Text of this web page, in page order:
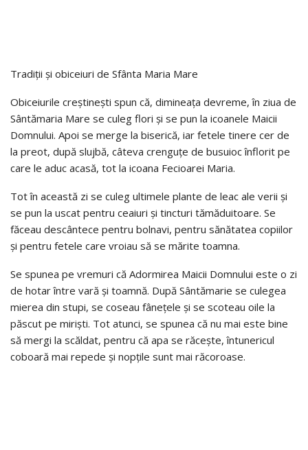
Tradiții și obiceiuri de Sfânta Maria Mare
Obiceiurile creștinești spun că, dimineața devreme, în ziua de
Sântămaria Mare se culeg flori și se pun la icoanele Maicii
Domnului. Apoi se merge la biserică, iar fetele tinere cer de
la preot, după slujbă, câteva crenguțe de busuioc înflorit pe
care le aduc acasă, tot la icoana Fecioarei Maria.
Tot în această zi se culeg ultimele plante de leac ale verii și
se pun la uscat pentru ceaiuri și tincturi tămăduitoare. Se
făceau descântece pentru bolnavi, pentru sănătatea copiilor
și pentru fetele care vroiau să se mărite toamna.
Se spunea pe vremuri că Adormirea Maicii Domnului este o zi
de hotar între vară și toamnă. După Sântămarie se culegea
mierea din stupi, se coseau fânețele și se scoteau oile la
păscut pe miriști. Tot atunci, se spunea că nu mai este bine
să mergi la scăldat, pentru că apa se răcește, întunericul
coboară mai repede și nopțile sunt mai răcoroase.